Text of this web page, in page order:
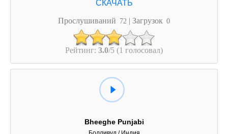
Прослушиваний 72 | Загрузок 0
Рейтинг: 3.0/5 (1 голосовал)
Bheeghe Punjabi